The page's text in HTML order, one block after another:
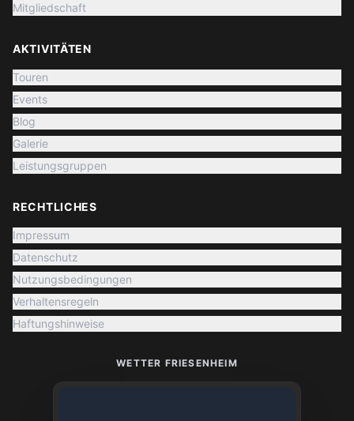
Mitgliedschaft
AKTIVITÄTEN
Touren
Events
Blog
Galerie
Leistungsgruppen
RECHTLICHES
Impressum
Datenschutz
Nutzungsbedingungen
Verhaltensregeln
Haftungshinweise
WETTER FRIESENHEIM